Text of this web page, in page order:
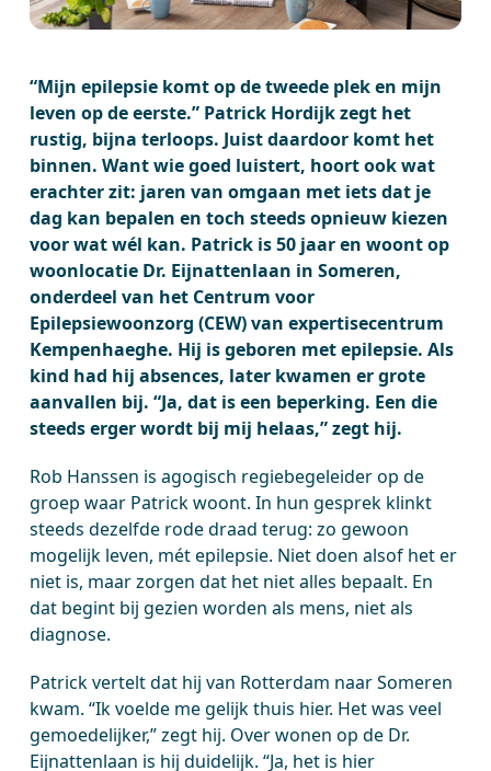
“Mijn epilepsie komt op de tweede plek en mijn
leven op de eerste.” Patrick Hordijk zegt het
rustig, bijna terloops. Juist daardoor komt het
binnen. Want wie goed luistert, hoort ook wat
erachter zit: jaren van omgaan met iets dat je
dag kan bepalen en toch steeds opnieuw kiezen
voor wat wél kan. Patrick is 50 jaar en woont op
woonlocatie Dr. Eijnattenlaan in Someren,
onderdeel van het Centrum voor
Epilepsiewoonzorg (CEW) van expertisecentrum
Kempenhaeghe. Hij is geboren met epilepsie. Als
kind had hij absences, later kwamen er grote
aanvallen bij. “Ja, dat is een beperking. Een die
steeds erger wordt bij mij helaas,” zegt hij.
Rob Hanssen is agogisch regiebegeleider op de
groep waar Patrick woont. In hun gesprek klinkt
steeds dezelfde rode draad terug: zo gewoon
mogelijk leven, mét epilepsie. Niet doen alsof het er
niet is, maar zorgen dat het niet alles bepaalt. En
dat begint bij gezien worden als mens, niet als
diagnose.
Patrick vertelt dat hij van Rotterdam naar Someren
kwam. “Ik voelde me gelijk thuis hier. Het was veel
gemoedelijker,” zegt hij. Over wonen op de Dr.
Eijnattenlaan is hij duidelijk. “Ja, het is hier